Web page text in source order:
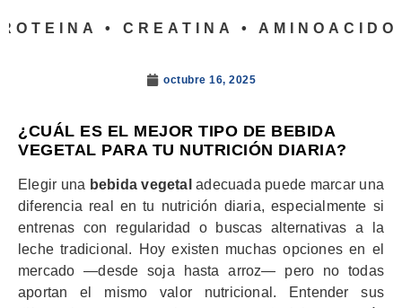
• CREATINA •
octubre 16, 2025
¿CUÁL ES EL MEJOR TIPO DE BEBIDA
VEGETAL PARA TU NUTRICIÓN DIARIA?
Elegir una bebida vegetal adecuada puede marcar una
diferencia real en tu nutrición diaria, especialmente si
entrenas con regularidad o buscas alternativas a la
leche tradicional. Hoy existen muchas opciones en el
mercado —desde soja hasta arroz— pero no todas
aportan el mismo valor nutricional. Entender sus